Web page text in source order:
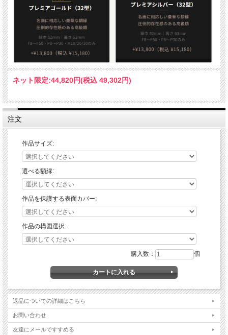
ネット限定:44,820円(税込 49,302円)
注文
作品サイズ:
選べる額縁:
作品を保護する表面カバー:
作品の構図選択:
購入数： 個
返品についての詳細はこちら
お問い合わせ
友達にメールですすめる